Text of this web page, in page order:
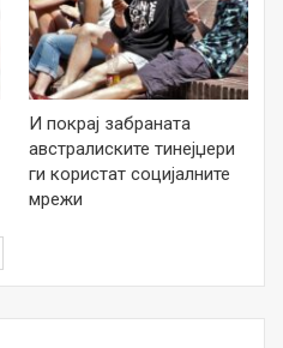
И покрај забраната
австралиските тинејџери
ги користат социјалните
мрежи